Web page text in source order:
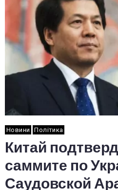
Новини Політика
Китай
саммите по
Саудовской